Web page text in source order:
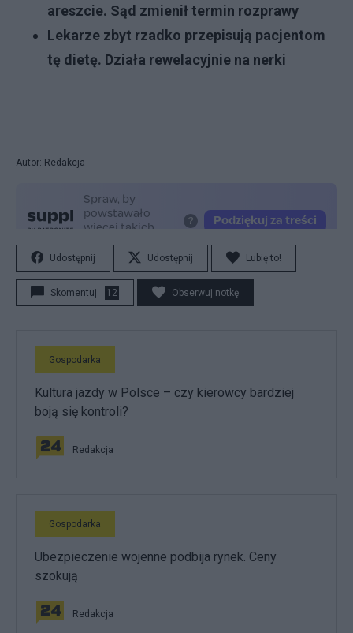
areszcie. Sąd zmienił termin rozprawy
Lekarze zbyt rzadko przepisują pacjentom
tę dietę. Działa rewelacyjnie na nerki
Autor: Redakcja
Udostępnij Udostępnij Lubię to!
Skomentuj 12 Obserwuj notkę
Gospodarka
Kultura jazdy w Polsce – czy kierowcy bardziej
boją się kontroli?
Redakcja
Gospodarka
Ubezpieczenie wojenne podbija rynek. Ceny
szokują
Redakcja